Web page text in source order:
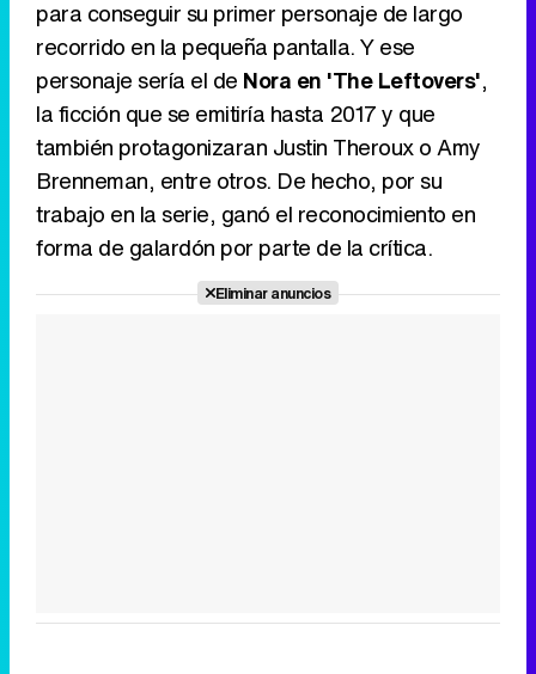
para conseguir su primer personaje de largo
recorrido en la pequeña pantalla. Y ese
personaje sería el de Nora en 'The Leftovers',
la ficción que se emitiría hasta 2017 y que
también protagonizaran Justin Theroux o Amy
Brenneman, entre otros. De hecho, por su
trabajo en la serie, ganó el reconocimiento en
forma de galardón por parte de la crítica.
Eliminar anuncios